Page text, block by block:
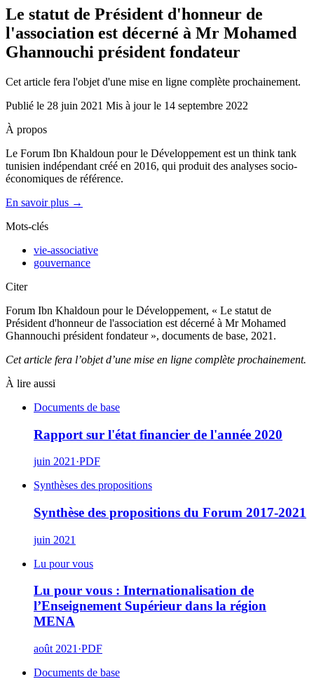
Le statut de Président d'honneur de
l'association est décerné à Mr Mohamed
Ghannouchi président fondateur
Cet article fera l'objet d'une mise en ligne complète prochainement.
Publié le 28 juin 2021 Mis à jour le 14 septembre 2022
À propos
Le Forum Ibn Khaldoun pour le Développement est un think tank
tunisien indépendant créé en 2016, qui produit des analyses socio-
économiques de référence.
En savoir plus →
Mots-clés
vie-associative
gouvernance
Citer
Forum Ibn Khaldoun pour le Développement, « Le statut de
Président d'honneur de l'association est décerné à Mr Mohamed
Ghannouchi président fondateur », documents de base, 2021.
Cet article fera l’objet d’une mise en ligne complète prochainement.
À lire aussi
Documents de base
Rapport sur l'état financier de l'année 2020
juin 2021 ·PDF
Synthèses des propositions
Synthèse des propositions du Forum 2017-2021
juin 2021
Lu pour vous
Lu pour vous : Internationalisation de
l’Enseignement Supérieur dans la région
MENA
août 2021 ·PDF
Documents de base